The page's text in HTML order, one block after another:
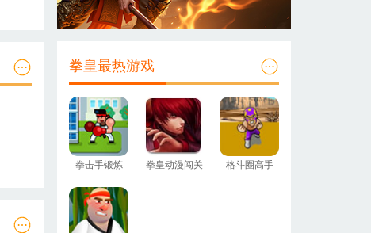
拳皇最热游戏
拳击手锻炼 拳皇动漫闯关 格斗圈高手